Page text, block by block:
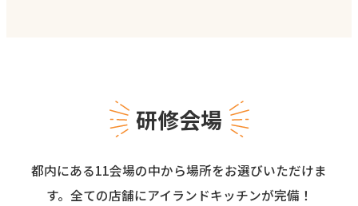
研修会場
都内にある11会場の中から場所をお選びいただけま
す。全ての店舗にアイランドキッチンが完備！